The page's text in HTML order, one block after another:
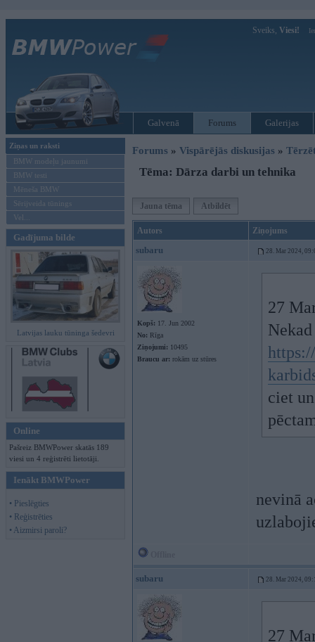
Sveiks, Viesi!
Galvenā Forums Galerijas
Ziņas un raksti
BMW modeļu jaunumi
BMW testi
Mēneša BMW
Sērijveida tūnings
Vel...
Gadījuma bilde
Latvijas lauku tūninga šedevri
Online
Pašreiz BMWPower skatās 189
viesi un 4 reģistrēti lietotāji.
Ienākt BMWPower
• Pieslēgties
• Reģistrēties
• Aizmirsi paroli?
Forums » Vispārējās diskusijas »
Tēma: Dārza darbi un tehnika
Jauna tēma Atbildēt
Autors Ziņojums
subaru 28. Mar 2024,
Kopš: 17. Jun 2002
No: Rīga
Ziņojumi: 10495
Braucu ar: rokām uz stūres
27
ciet
nevinā
subaru 28. Mar 2024,
27